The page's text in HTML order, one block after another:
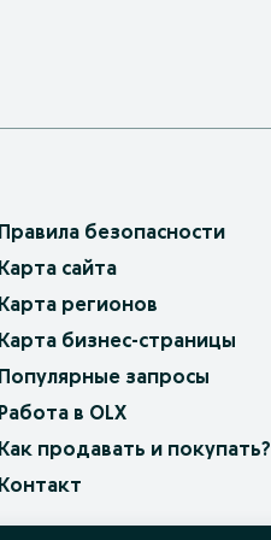
Правила безопасности
Карта сайта
Карта регионов
Карта бизнес-страницы
Популярные запросы
Работа в OLX
Как продавать и покупать?
Контакт